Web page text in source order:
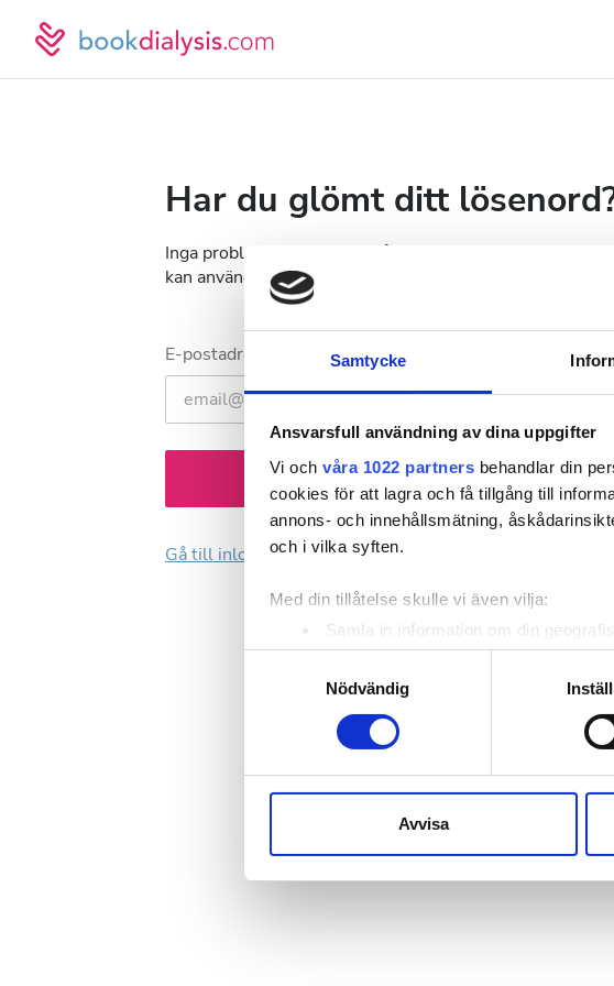
Samtycke
Ansvarsfull användning av dina uppgifter
Vi och våra 1022 partners behandlar din
cookies för att lagra och få tillgång till
annons- och innehållsmätning,
och i vilka syften.
Med din tillåtelse skulle vi även vilja:
Samla in information om din
Identifiera din enhet genom att
Ta reda på mer om hur dina personliga
eller dra tillbaka ditt samtycke när som helst
sociala medier och analysera vår trafik. Vi
till de sociala medier och annons- och
Nödvändig
Avvisa
Har du glömt ditt
Inga problem! Vi skickar en återställningslänk till dig som
kan använda för att återställa ditt lösenord.
E-postadress
Skicka återställningslänk
Gå till inloggning